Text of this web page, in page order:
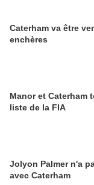
Caterham va être
enchères
Manor et Caterham
liste de la FIA
Jolyon Palmer n'a
avec Caterham